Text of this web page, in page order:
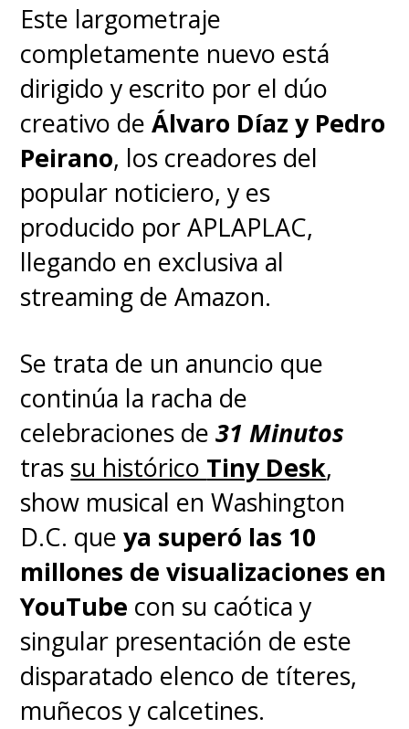
Este largometraje
completamente nuevo está
dirigido y escrito por el dúo
creativo de Álvaro Díaz y Pedro
Peirano, los creadores del
popular noticiero, y es
producido por APLAPLAC,
llegando en exclusiva al
streaming de Amazon.
Se trata de un anuncio que
continúa la racha de
celebraciones de31 Minutos
tras su histórico Tiny Desk,
show musical en Washington
D.C. queya superó las 10
millones de visualizaciones en
YouTube con su caótica y
singular presentación de este
disparatado elenco de títeres,
muñecos y calcetines.